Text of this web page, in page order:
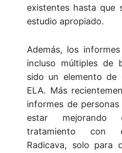
existentes hasta que
estudio apropiado.
Además, los
incluso múltiples de
sido un elemento de
ELA. Más
informes de
estar mejorando
tratamiento con
Radicava, solo para